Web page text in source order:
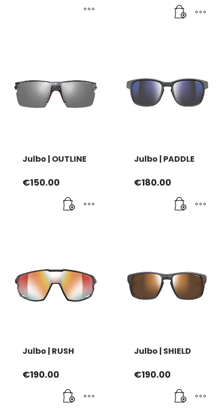
Les
options
peuvent
page
produit
Julbo | OUTLINE
€150.00
Julbo | PADDLE
€180.00
Julbo | RUSH
€190.00
Julbo | SHIELD
€190.00